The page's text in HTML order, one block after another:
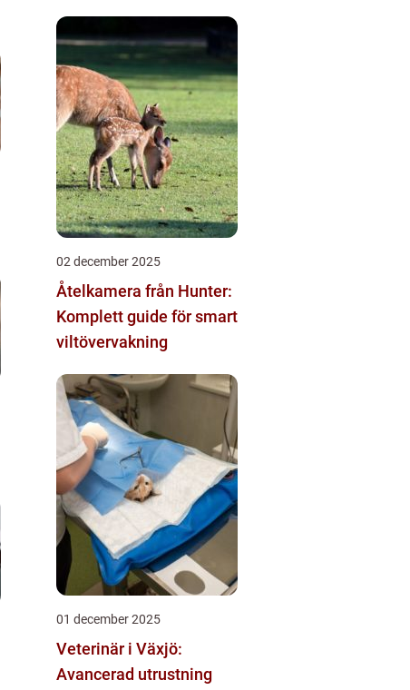
02 december 2025
Åtelkamera från Hunter:
Komplett guide för smart
viltövervakning
01 december 2025
Veterinär i Växjö:
Avancerad utrustning